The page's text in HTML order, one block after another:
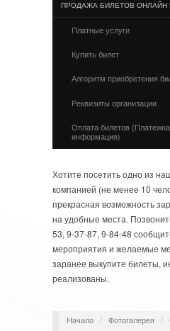
ПРОДАЖА БИЛЕТОВ ОНЛАЙН
Платные услуги
Купить билет
Алгоритм приобретения
Реквизиты организации
Оплата билетов
информация)
Хотите посетить одно из
компанией (не менее 10
прекрасная возможность
на удобные места.
53, 9-37-87, 9-84-48
мероприятия и желаемые
заранее выкупите билеты,
реализованы.
Начало / Фотогалерея /